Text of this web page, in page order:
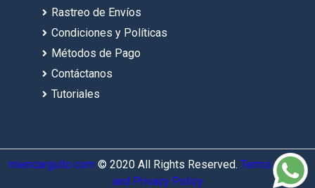
Rastreo de Envíos
Condiciones y Políticas
Métodos de Pago
Contáctanos
Tutoriales
miencarguito.com © 2020 All Rights Reserved. Terms of Use
and Privacy Policy